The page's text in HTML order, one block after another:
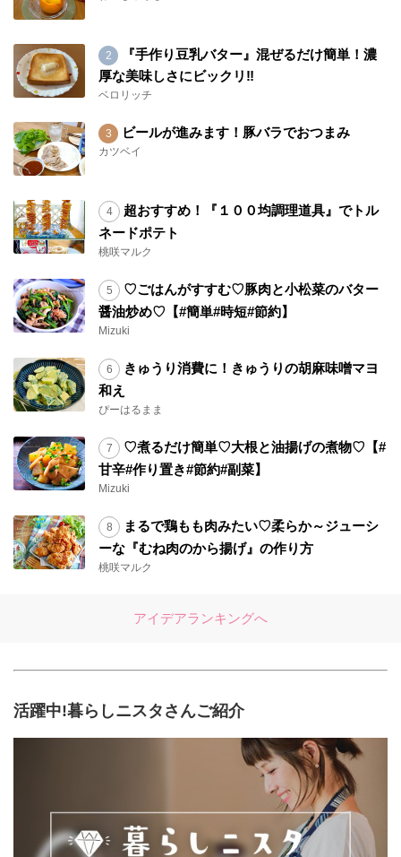
『手作り豆乳バター』混ぜるだけ簡単！濃
厚な美味しさにビックリ‼︎
ベロリッチ
ビールが進みます！豚バラでおつまみ
カツベイ
超おすすめ！『１００均調理道具』でトル
ネードポテト
桃咲マルク
♡ごはんがすすむ♡豚肉と小松菜のバター
醤油炒め♡【#簡単#時短#節約】
Mizuki
きゅうり消費に！きゅうりの胡麻味噌マヨ
和え
ぴーはるまま
♡煮るだけ簡単♡大根と油揚げの煮物♡【#
甘辛#作り置き#節約#副菜】
Mizuki
まるで鶏もも肉みたい♡柔らか～ジューシ
ーな『むね肉のから揚げ』の作り方
桃咲マルク
アイデアランキングへ
活躍中!暮らしニスタさんご紹介